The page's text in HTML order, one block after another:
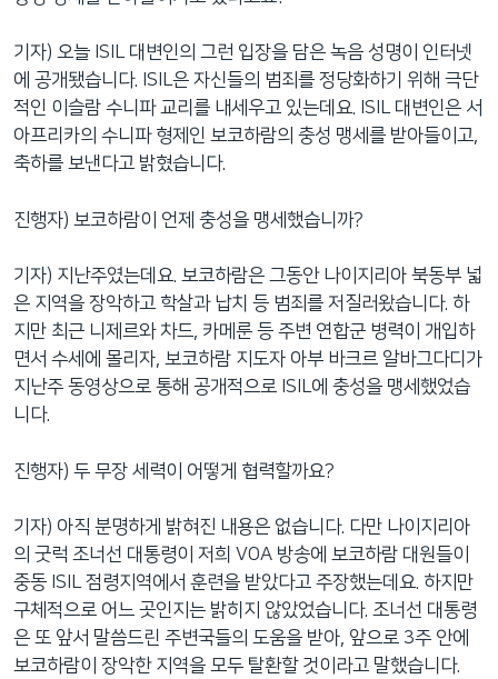
기자) 오늘 ISIL 대변인의 그런 입장을 담은 녹음 성명이 인터넷
에 공개됐습니다. ISIL은 자신들의 범죄를 정당화하기 위해 극단
적인 이슬람 수니파 교리를 내세우고 있는데요. ISIL 대변인은 서
아프리카의 수니파 형제인 보코하람의 충성 맹세를 받아들이고,
축하를 보낸다고 밝혔습니다.
진행자) 보코하람이 언제 충성을 맹세했습니까?
기자) 지난주였는데요. 보코하람은 그동안 나이지리아 북동부 넓
은 지역을 장악하고 학살과 납치 등 범죄를 저질러왔습니다. 하
지만 최근 니제르와 차드, 카메룬 등 주변 연합군 병력이 개입하
면서 수세에 몰리자, 보코하람 지도자 아부 바크르 알바그다디가
지난주 동영상으로 통해 공개적으로 ISIL에 충성을 맹세했었습
니다.
진행자) 두 무장 세력이 어떻게 협력할까요?
기자) 아직 분명하게 밝혀진 내용은 없습니다. 다만 나이지리아
의 굿럭 조너선 대통령이 저희 VOA 방송에 보코하람 대원들이
중동 ISIL 점령지역에서 훈련을 받았다고 주장했는데요. 하지만
구체적으로 어느 곳인지는 밝히지 않았었습니다. 조너선 대통령
은 또 앞서 말씀드린 주변국들의 도움을 받아, 앞으로 3주 안에
보코하람이 장악한 지역을 모두 탈환할 것이라고 말했습니다.